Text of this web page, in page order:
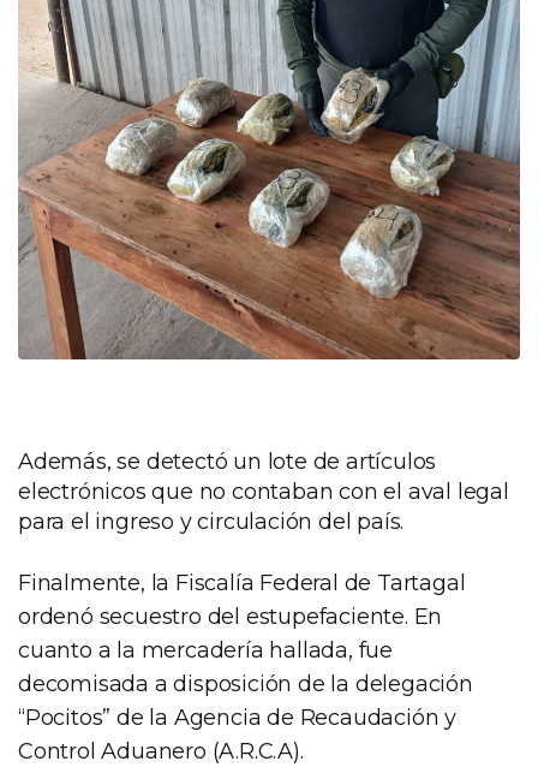
Además, se detectó un lote de artículos
electrónicos que no contaban con el aval legal
para el ingreso y circulación del país.
Finalmente, la Fiscalía Federal de Tartagal
ordenó secuestro del estupefaciente. En
cuanto a la mercadería hallada, fue
decomisada a disposición de la delegación
“Pocitos” de la Agencia de Recaudación y
Control Aduanero (A.R.C.A).